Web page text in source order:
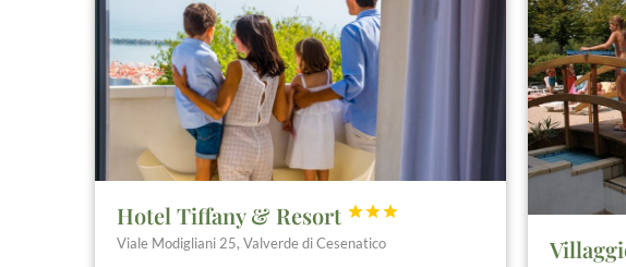
Hotel Tiffany & Resort 


Viale Modigliani 25, Valverde di Cesenatico